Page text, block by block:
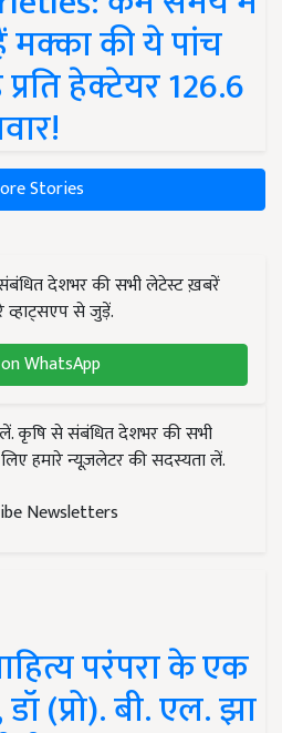
मक्का की ये पांच
हेक्टेयर 126.6
Stories
देशभर की सभी लेटेस्ट ख़बरें
व्हाट्सएप से जुड़ें.
WhatsApp
कृषि से संबंधित देशभर की सभी
हमारे न्यूज़लेटर की सदस्यता लें.
Newsletters
परंपरा के एक
(प्रो). बी. एल. झा